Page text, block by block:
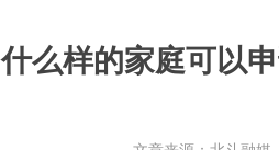
什么样的家庭可以